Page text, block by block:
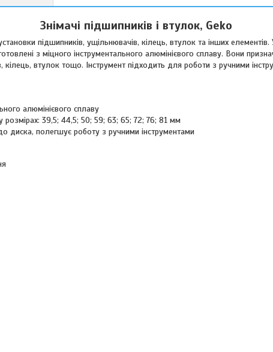
Знімачі підшипників і втулок, Geko
підшипників, ущільнювачів, кілець, втулок та інших
з міцного інструментального алюмінієвого сплаву. Вони
кілець, втулок тощо. Інструмент підходить для роботи з ручними
алюмінієвого сплаву
розмірах: 39,5; 44,5; 50; 59; 63; 65; 72; 76; 81 мм
диска, полегшує роботу з ручними інструментами